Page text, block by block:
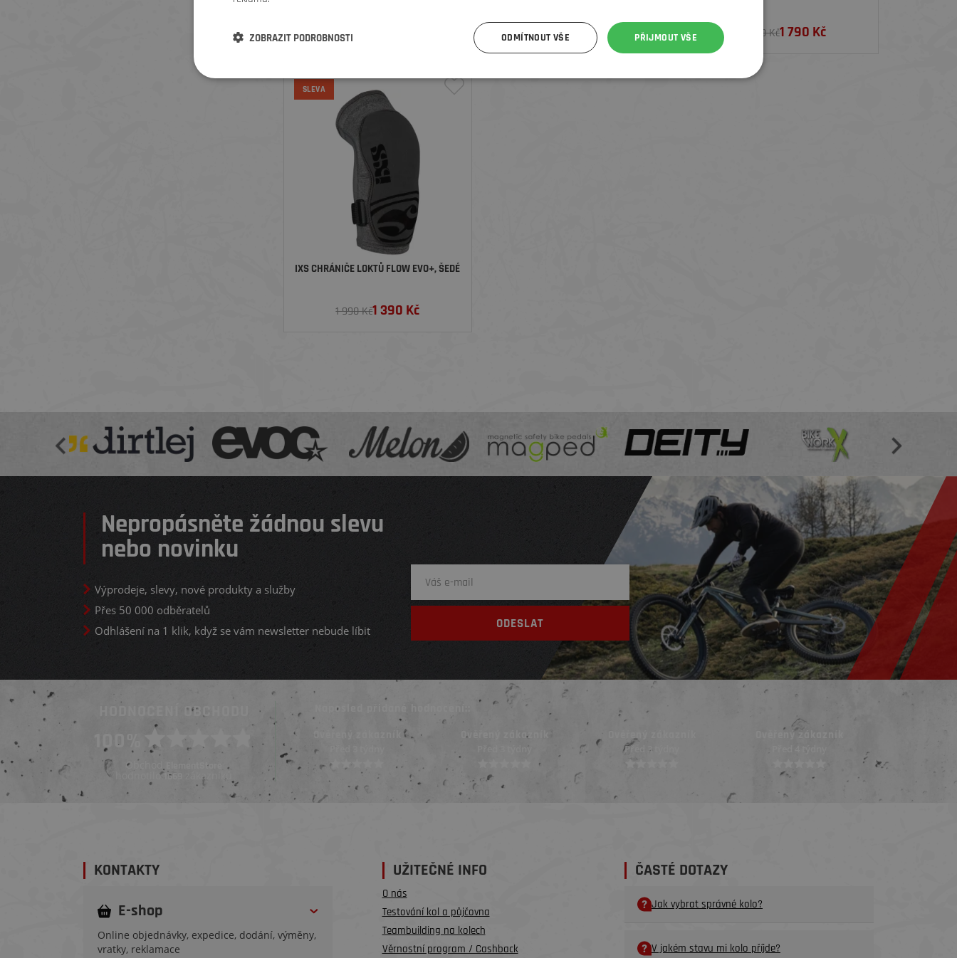
2 440 Kč 2 199 Kč 1 759 Kč 2 190 Kč1 790 Kč
SLEVA
IXS CHRÁNIČE LOKTŮ FLOW EVO+, ŠEDÉ
1 990 Kč1 390 Kč
Nepropásněte žádnou slevu
nebo novinku
Výprodeje, slevy, nové produkty a služby
Přes 50 000 odběratelů
Odhlášení na 1 klik, když se vám newsletter nebude líbit
HODNOCENÍ OBCHODU
100%
Obchod ElementStore
hodnotilo 1669 zákazníků
Naposled přidané hodnocení::
Před týdnem Před 3 týdny
Ověřený zákazník Ověřený zákazník
Před 3 týdny
Ověřený zákazník
Před 4 týdny
KONTAKTY
E-shop
Online objednávky, expedice, dodání, výměny,
vratky, reklamace
UŽITEČNÉ INFO
O nás
Testování kol a půjčovna
Teambuilding na kolech
Věrnostní program / Cashback
ČASTÉ DOTAZY
Jak vybrat správné kolo?
V jakém stavu mi kolo příjde?
PŘIJMOUT VŠE
ODMÍTNOUT VŠE
ZOBRAZIT PODROBNOSTI